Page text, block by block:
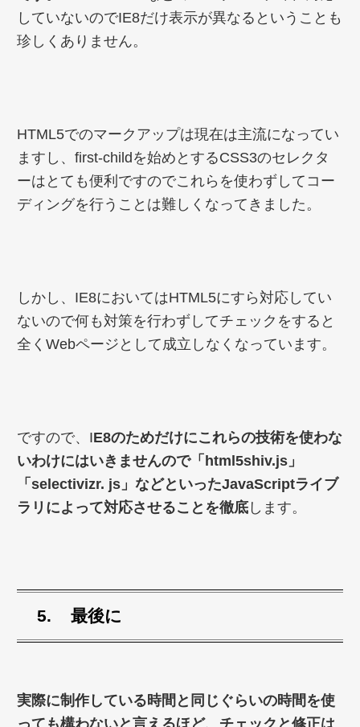
していないのでIE8だけ表示が異なるということも
珍しくありません。
HTML5でのマークアップは現在は主流になってい
ますし、first-childを始めとするCSS3のセレクタ
ーはとても便利ですのでこれらを使わずしてコー
ディングを行うことは難しくなってきました。
しかし、IE8においてはHTML5にすら対応してい
ないので何も対策を行わずしてチェックをすると
全くWebページとして成立しなくなっています。
ですので、IE8のためだけにこれらの技術を使わな
いわけにはいきませんので「html5shiv.js」
「selectivizr. js」などといったJavaScriptライブ
ラリによって対応させることを徹底 します。
最後に
実際に制作している時間と同じぐらいの時間を使
っても構わないと言えるほど、チェックと修正は